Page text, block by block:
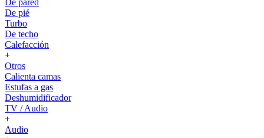
De pared
De pié
Turbo
De techo
Calefacción
+
Otros
Calienta camas
Estufas a gas
Deshumidificador
TV / Audio
+
Audio